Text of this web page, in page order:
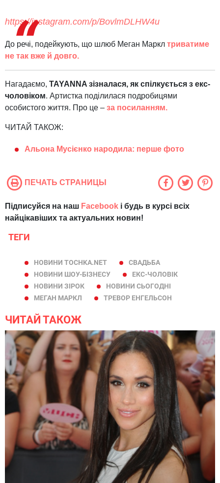
https://instagram.com/p/BovlmDLHW4u
До речі, подейкують, що шлюб Меган Маркл триватиме
не так вже й довго.
Нагадаємо, TAYANNA зізналася, як спілкується з екс-
чоловіком. Артистка поділилася подробицями
особистого життя. Про це – за посиланням.
ЧИТАЙ ТАКОЖ:
Альона Мусієнко народила: перше фото
ПЕЧАТЬ СТРАНИЦЫ
Підписуйся на наш Facebook і будь в курсі всіх
найцікавіших та актуальних новин!
ТЕГИ
НОВИНИ TOCHKA.NET
СВАДЬБА
НОВИНИ ШОУ-БІЗНЕСУ
ЕКС-ЧОЛОВІК
НОВИНИ ЗІРОК
НОВИНИ СЬОГОДНІ
МЕГАН МАРКЛ
ТРЕВОР ЕНГЕЛЬСОН
ЧИТАЙ ТАКОЖ